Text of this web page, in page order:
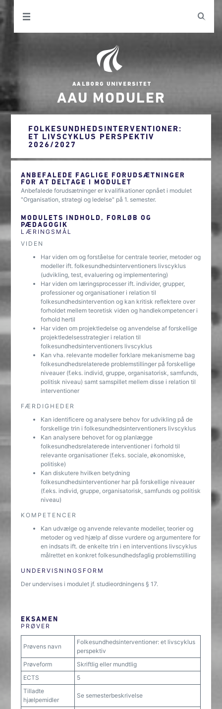
AAU MODULER
FOLKESUNDHEDSINTERVENTIONER:
ET LIVSCYKLUS PERSPEKTIV
2026/2027
ANBEFALEDE FAGLIGE FORUDSÆTNINGER
FOR AT DELTAGE I MODULET
Anbefalede forudsætninger er kvalifikationer opnået i modulet
"Organisation, strategi og ledelse" på 1. semester.
MODULETS INDHOLD, FORLØB OG
PÆDAGOGIK
LÆRINGSMÅL
VIDEN
Har viden om og forståelse for centrale teorier, metoder og
modeller ift. folkesundhedsinterventioners livscyklus
(udvikling, test, evaluering og implementering)
Har viden om læringsprocesser ift. individer, grupper,
professioner og organisationer i relation til
folkesundhedsintervention og kan kritisk reflektere over
forholdet mellem teoretisk viden og handlekompetencer i
forhold hertil
Har viden om projektledelse og anvendelse af forskellige
projektledelsesstrategier i relation til
folkesundhedsinterventioners livscyklus
Kan vha. relevante modeller forklare mekanismerne bag
folkesundhedsrelaterede problemstillinger på forskellige
niveauer (f.eks. individ, gruppe, organisatorisk, samfunds,
politisk niveau) samt samspillet mellem disse i relation til
interventioner
FÆRDIGHEDER
Kan identificere og analysere behov for udvikling på de
forskellige trin i folkesundhedsinterventioners livscyklus
Kan analysere behovet for og planlægge
folkesundhedsrelaterede interventioner i forhold til
relevante organisationer (f.eks. sociale, økonomiske,
politiske)
Kan diskutere hvilken betydning
folkesundhedsinterventioner har på forskellige niveauer
(f.eks. individ, gruppe, organisatorisk, samfunds og politisk
niveau)
KOMPETENCER
Kan udvælge og anvende relevante modeller, teorier og
metoder og ved hjælp af disse vurdere og argumentere for
en indsats ift. de enkelte trin i en interventions livscyklus
målrettet en konkret folkesundhedsfaglig problemstilling
UNDERVISNINGSFORM
Der undervises i modulet jf. studieordningens § 17.
EKSAMEN
PRØVER
Prøvens navn
Folkesundhedsinterventioner: et livscyklus
perspektiv
Prøveform
Skriftlig eller mundtlig
ECTS
5
Tilladte
hjælpemidler
Se semesterbeskrivelse